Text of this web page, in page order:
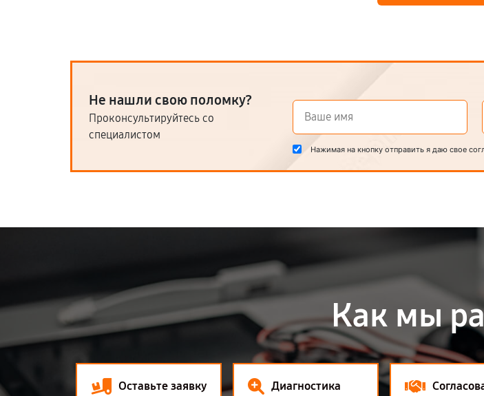
Не нашли свою поломку?
Проконсультируйтесь со
специалистом
Нажимая на кнопку отправить я даю свое
Как мы
Оставьте заявку Диагностика